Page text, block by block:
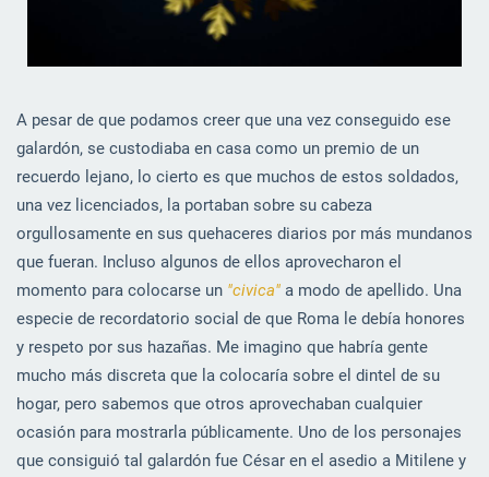
A pesar de que podamos creer que una vez conseguido ese
galardón, se custodiaba en casa como un premio de un
recuerdo lejano, lo cierto es que muchos de estos soldados,
una vez licenciados, la portaban sobre su cabeza
orgullosamente en sus quehaceres diarios por más mundanos
que fueran. Incluso algunos de ellos aprovecharon el
momento para colocarse un "civica"a modo de apellido. Una
especie de recordatorio social de que Roma le debía honores
y respeto por sus hazañas. Me imagino que habría gente
mucho más discreta que la colocaría sobre el dintel de su
hogar, pero sabemos que otros aprovechaban cualquier
ocasión para mostrarla públicamente. Uno de los personajes
que consiguió tal galardón fue César en el asedio a Mitilene y